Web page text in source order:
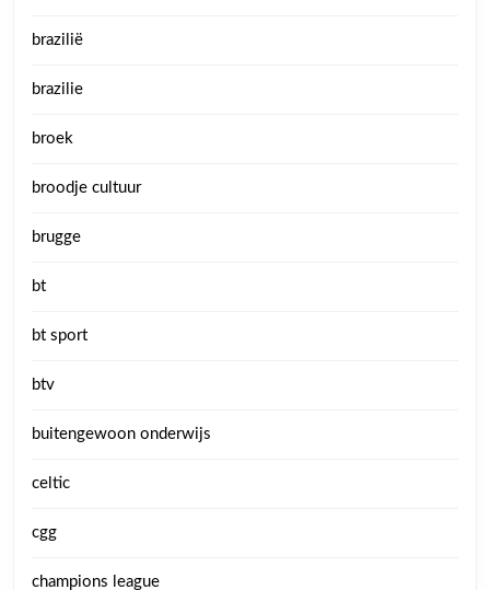
brazilië
brazilie
broek
broodje cultuur
brugge
bt
bt sport
btv
buitengewoon onderwijs
celtic
cgg
champions league